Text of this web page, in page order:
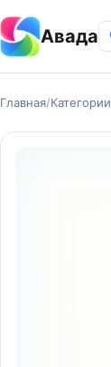
Авада
Главная/Категории